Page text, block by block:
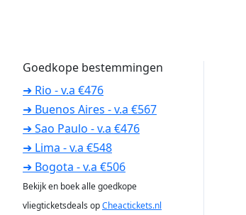
Goedkope bestemmingen
➜ Rio - v.a €476
➜ Buenos Aires - v.a €567
➜ Sao Paulo - v.a €476
➜ Lima - v.a €548
➜ Bogota - v.a €506
Bekijk en boek alle goedkope
vliegticketsdeals opCheactickets.nl